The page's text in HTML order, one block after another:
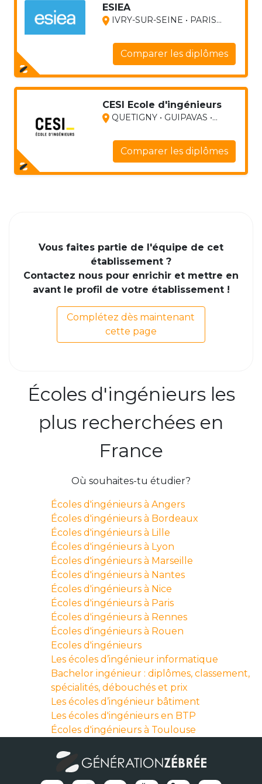
ESIEA
IVRY-SUR-SEINE • PARIS...
Comparer les diplômes
CESI Ecole d'ingénieurs
QUETIGNY • GUIPAVAS •...
Comparer les diplômes
Vous faites partie de l'équipe de cet
établissement ?
Contactez nous pour enrichir et mettre en
avant le profil de votre établissement !
Complétez dès maintenant
cette page
Écoles d'ingénieurs les
plus recherchées en
France
Où souhaites-tu étudier?
Écoles d'ingénieurs à Angers
Écoles d'ingénieurs à Bordeaux
Écoles d'ingénieurs à Lille
Écoles d'ingénieurs à Lyon
Écoles d'ingénieurs à Marseille
Écoles d'ingénieurs à Nantes
Écoles d'ingénieurs à Nice
Écoles d'ingénieurs à Paris
Écoles d'ingénieurs à Rennes
Écoles d'ingénieurs à Rouen
Ecoles d'ingénieurs
Les écoles d’ingénieur informatique
Bachelor ingénieur : diplômes, classement,
spécialités, débouchés et prix
Les écoles d’ingénieur bâtiment
Les écoles d'ingénieurs en BTP
Écoles d'ingénieurs à Toulouse